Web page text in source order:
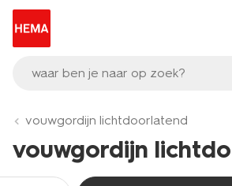
waar ben je naar op zoek?
vouwgordijn lichtdoorlatend
vouwgordijn